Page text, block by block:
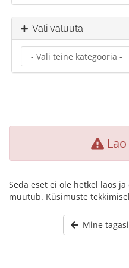
Vali valuuta
Seda eset ei ole hetkel laos
muutub. Küsimuste
Mine